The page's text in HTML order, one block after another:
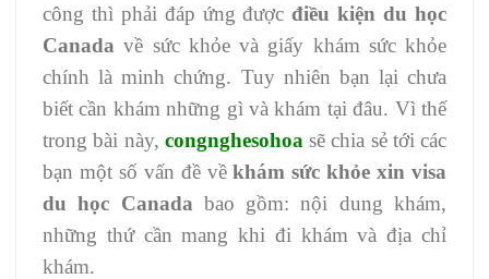
công thì phải đáp ứng đượcđiều kiện du học
Canada về sức khỏe và giấy khám sức khỏe
chính là minh chứng. Tuy nhiên bạn lại chưa
biết cần khám những gì và khám tại đâu. Vì thế
trong bài này, congnghesohoa sẽ chia sẻ tới các
bạn một số vấn đề vềkhám sức khỏe xin visa
du học Canada bao gồm: nội dung khám,
những thứ cần mang khi đi khám và địa chỉ
khám.